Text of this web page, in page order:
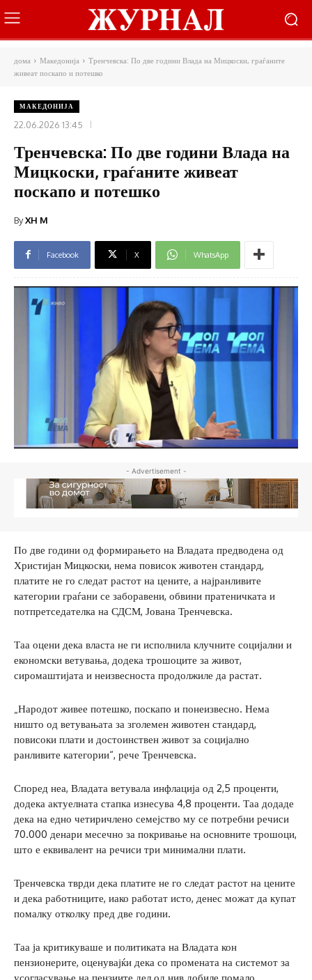
дома Македонија
Тренчевска: По две години Влада на Мицкоски, граѓаните
живеат поскапо и потешко
МАКЕДОНИЈА
22.06.2026 13:45
Тренчевска: По две години Влада на
Мицкоски, граѓаните живеат
поскапо и потешко
ByXH M
Facebook X WhatsApp
- Advertisement -
По две години од формирањето на Владата предводена од
Христијан Мицкоски, нема повисок животен стандард,
платите не го следат растот на цените, а најранливите
категории граѓани се заборавени, обвини пратеничката и
потпретседателка на СДСМ, Јована Тренчевска.
Таа оцени дека власта не ги исполнила клучните социјални и
економски ветувања, додека трошоците за живот,
сиромаштијата и неизвесноста продолжиле да растат.
„Народот живее потешко, поскапо и понеизвесно. Нема
ништо од ветувањата за зголемен животен стандард,
повисоки плати и достоинствен живот за социјално
ранливите категории“, рече Тренчевска.
Според неа, Владата ветувала инфлација од 2,5 проценти,
додека актуелната стапка изнесува 4,8 проценти. Таа додаде
дека на едно четиричлено семејство му се потребни речиси
70.000 денари месечно за покривање на основните трошоци,
што е еквивалент на речиси три минимални плати.
Тренчевска тврди дека платите не го следат растот на цените
и дека работниците, иако работат исто, денес можат да купат
помалку отколку пред две години.
Таа ја критикуваше и политиката на Владата кон
пензионерите, оценувајќи дека со промената на системот за